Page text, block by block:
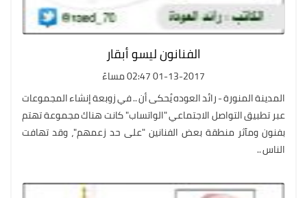
الفنانون ليسو أبقار
01-13-2017 02:47 مساءً
المدينة المنورة - رائد العوده يُحكى أن .. في زوبعة إنشاء المجموعات
عبر تطبيق التواصل الاجتماعي "الواتساب" كانت هناك مجموعة تهتم
بفنون ومآثر منطقة بعض الفنانين "على حد زعمهم"، وقد تهافت
الناس ..